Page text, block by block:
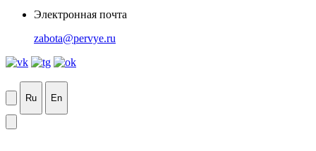
Электронная почта
zabota@pervye.ru
Ru En